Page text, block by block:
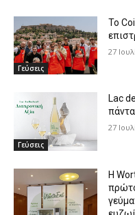
Γεύσεις
Το
27
Γεύσεις
Lac
27
Η